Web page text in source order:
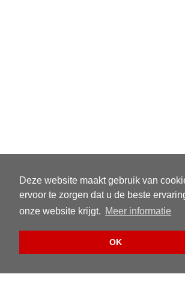
Deze website maakt gebruik van
ervoor te zorgen dat u de beste
onze website krijgt. Meer informatie
OK